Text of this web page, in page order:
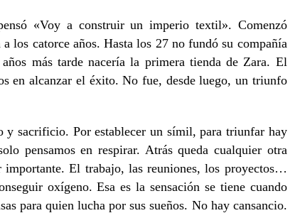
«Voy a construir un imperio textil». Comenzó
los catorce años. Hasta los 27 no fundó su compañía
más tarde nacería la primera tienda de Zara. El
en alcanzar el éxito. No fue, desde luego, un triunfo
y sacrificio. Por establecer un símil, para triunfar hay
pensamos en respirar. Atrás queda cualquier otra
importante. El trabajo, las reuniones, los proyectos…
oxígeno. Esa es la sensación se tiene cuando
para quien lucha por sus sueños. No hay cansancio.